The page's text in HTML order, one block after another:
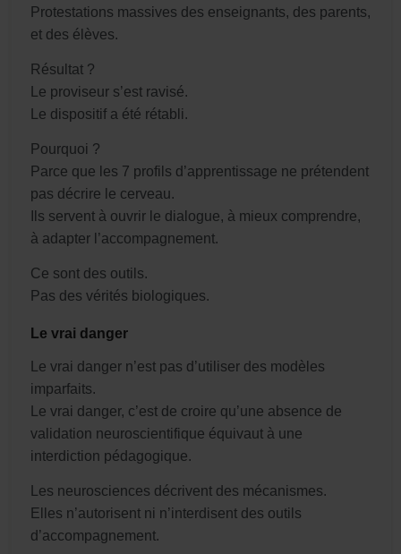
Protestations massives des enseignants, des parents,
et des élèves.
Résultat ?
Le proviseur s’est ravisé.
Le dispositif a été rétabli.
Pourquoi ?
Parce que les 7 profils d’apprentissage ne prétendent
pas décrire le cerveau.
Ils servent à ouvrir le dialogue, à mieux comprendre,
à adapter l’accompagnement.
Ce sont des outils.
Pas des vérités biologiques.
Le vrai danger
Le vrai danger n’est pas d’utiliser des modèles
imparfaits.
Le vrai danger, c’est de croire qu’une absence de
validation neuroscientifique équivaut à une
interdiction pédagogique.
Les neurosciences décrivent des mécanismes.
Elles n’autorisent ni n’interdisent des outils
d’accompagnement.